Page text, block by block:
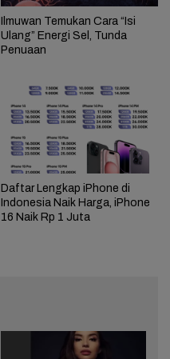
Ilmuwan Temukan Cara “Isi
Ulang” Energi Sel, Tunda
Penuaan
Daftar Lengkap iPhone di
Indonesia Naik Harga, iPhone
16 Naik Rp 1 Juta